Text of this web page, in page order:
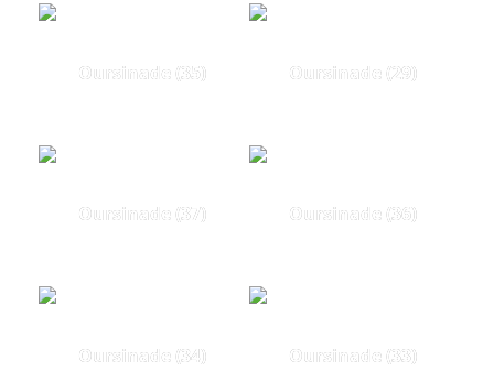
Oursinade (35) Oursinade (29)
Oursinade (37) Oursinade (36)
Oursinade (34) Oursinade (33)